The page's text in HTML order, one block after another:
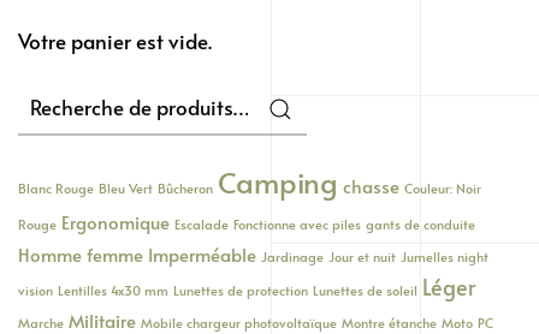
Votre panier est vide.
Recherche
pour :
Blanc Rouge Bleu Vert Bûcheron Camping chasse Couleur: Noir
Rouge Ergonomique Escalade Fonctionne avec piles gants de conduite
Homme femme Imperméable Jardinage Jour et nuit Jumelles night
vision Lentilles 4x30 mm Lunettes de protection Lunettes de soleil Léger
Marche Militaire Mobile chargeur photovoltaïque Montre étanche Moto PC